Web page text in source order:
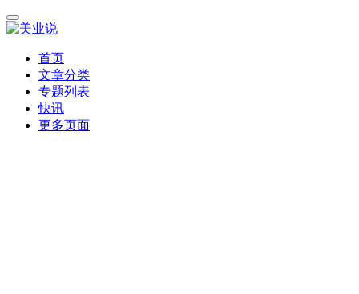
首页
文章分类
专题列表
快讯
更多页面